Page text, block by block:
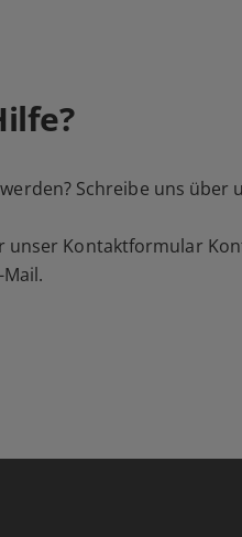
Schreibe uns über
unser Kontaktformular